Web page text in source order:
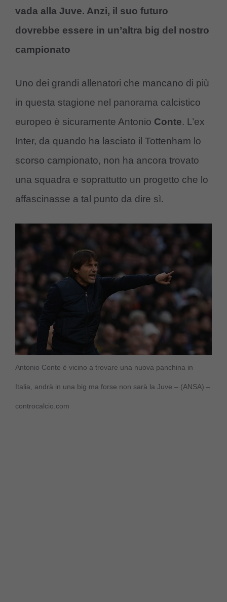
vada alla Juve. Anzi, il suo futuro
dovrebbe essere in un’altra big del nostro
campionato
Uno dei grandi allenatori che mancano di più
in questa stagione nel panorama calcistico
europeo è sicuramente Antonio Conte. L’ex
Inter, da quando ha lasciato il Tottenham lo
scorso campionato, non ha ancora trovato
una squadra e soprattutto un progetto che lo
affascinasse a tal punto da dire sì.
Antonio Conte è vicino a trovare una nuova panchina in
Italia, andrà in una big ma forse non sarà la Juve – (ANSA) –
controcalcio.com